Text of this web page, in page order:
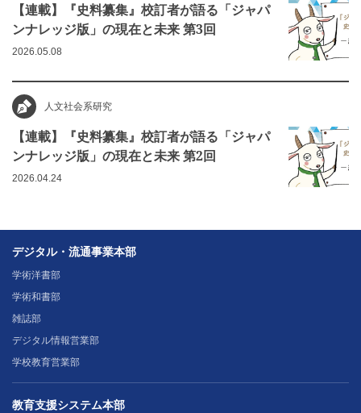
【連載】『史料纂集』校訂者が語る「ジャパ
ンナレッジ版」の現在と未来 第3回
2026.05.08
人文社会系研究
【連載】『史料纂集』校訂者が語る「ジャパ
ンナレッジ版」の現在と未来 第2回
2026.04.24
デジタル・流通事業本部
学術洋書部
学術和書部
雑誌部
デジタル情報営業部
学校教育営業部
教育支援システム本部